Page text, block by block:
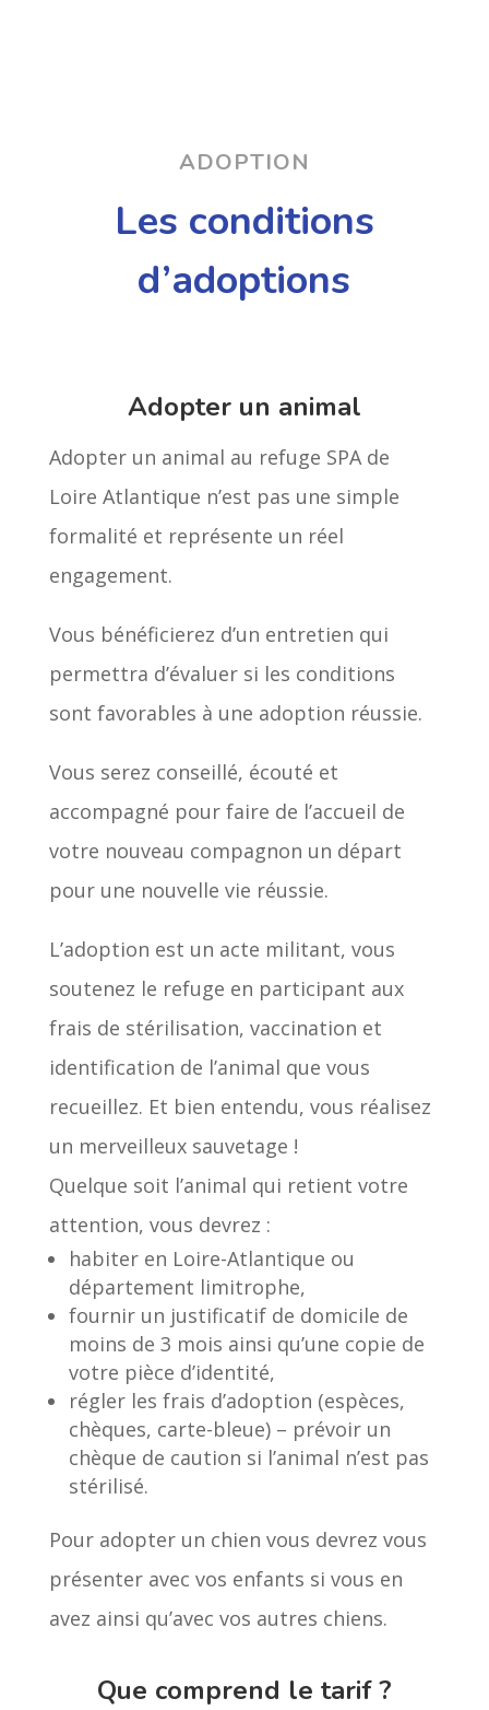
ADOPTION
Les conditions
d’adoptions
Adopter un animal
Adopter un animal au refuge SPA de
Loire Atlantique n’est pas une simple
formalité et représente un réel
engagement.
Vous bénéficierez d’un entretien qui
permettra d’évaluer si les conditions
sont favorables à une adoption réussie.
Vous serez conseillé, écouté et
accompagné pour faire de l’accueil de
votre nouveau compagnon un départ
pour une nouvelle vie réussie.
L’adoption est un acte militant, vous
soutenez le refuge en participant aux
frais de stérilisation, vaccination et
identification de l’animal que vous
recueillez. Et bien entendu, vous réalisez
un merveilleux sauvetage !
Quelque soit l’animal qui retient votre
attention, vous devrez :
habiter en Loire-Atlantique ou
département limitrophe,
fournir un justificatif de domicile de
moins de 3 mois ainsi qu’une copie de
votre pièce d’identité,
régler les frais d’adoption (espèces,
chèques, carte-bleue) – prévoir un
chèque de caution si l’animal n’est pas
stérilisé.
Pour adopter un chien vous devrez vous
présenter avec vos enfants si vous en
avez ainsi qu’avec vos autres chiens.
Que comprend le tarif ?